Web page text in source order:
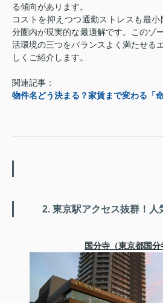
る傾向があります。
コストを抑えつつ通勤ストレスも最
分圏内が現実的な最適解です。このゾ
活環境の三つをバランスよく満たせる
しくご紹介します。
関連記事：
物件名どう決まる？家賃まで変わる「
2. 東京駅アクセス抜群！人
国分寺（東京都国分